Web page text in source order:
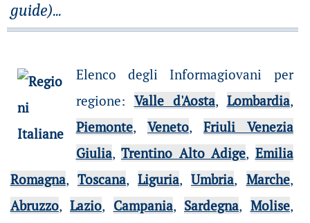
guide)...
Elenco degli Informagiovani per
regione: Valle d'Aosta, Lombardia,
Piemonte, Veneto,Friuli Venezia
Giulia,Trentino Alto Adige, Emilia
Romagna, Toscana,Liguria,Umbria, Marche,
Abruzzo,Lazio, Campania, Sardegna, Molise,